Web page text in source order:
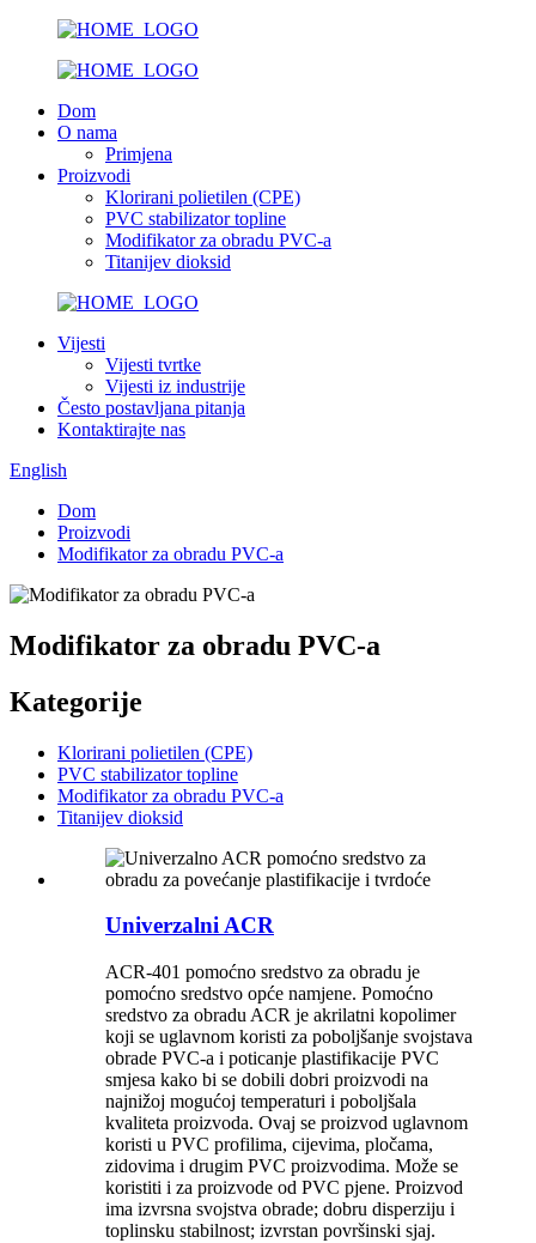
Dom
O nama
Primjena
Proizvodi
Klorirani polietilen (CPE)
PVC stabilizator topline
Modifikator za obradu PVC-a
Titanijev dioksid
Vijesti
Vijesti tvrtke
Vijesti iz industrije
Često postavljana pitanja
Kontaktirajte nas
English
Dom
Proizvodi
Modifikator za obradu PVC-a
Modifikator za obradu PVC-a
Kategorije
Klorirani polietilen (CPE)
PVC stabilizator topline
Modifikator za obradu PVC-a
Titanijev dioksid
Univerzalni ACR
ACR-401 pomoćno sredstvo za obradu je
pomoćno sredstvo opće namjene. Pomoćno
sredstvo za obradu ACR je akrilatni kopolimer
koji se uglavnom koristi za poboljšanje svojstava
obrade PVC-a i poticanje plastifikacije PVC
smjesa kako bi se dobili dobri proizvodi na
najnižoj mogućoj temperaturi i poboljšala
kvaliteta proizvoda. Ovaj se proizvod uglavnom
koristi u PVC profilima, cijevima, pločama,
zidovima i drugim PVC proizvodima. Može se
koristiti i za proizvode od PVC pjene. Proizvod
ima izvrsna svojstva obrade; dobru disperziju i
toplinsku stabilnost; izvrstan površinski sjaj.